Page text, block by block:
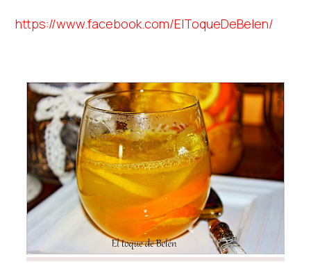
https://www.facebook.com/ElToqueDeBelen/